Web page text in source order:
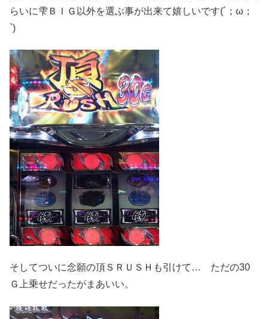
らいに雫ＢＩＧ以外を選ぶ事が出来て嬉しいです(´；ω；
`)
そしてついに念願の頂ＳＲＵＳＨも引けて… ただの30
Ｇ上乗せだったがまあいい。